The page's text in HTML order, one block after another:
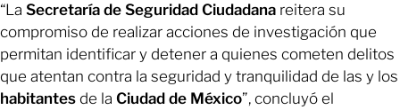
“La Secretaría de Seguridad Ciudadana reitera su
compromiso de realizar acciones de investigación que
permitan identificar y detener a quienes cometen delitos
que atentan contra la seguridad y tranquilidad de las y los
habitantes de la Ciudad de México”, concluyó el